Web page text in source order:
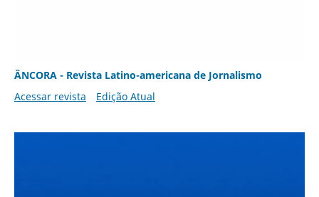
ÂNCORA - Revista Latino-americana de Jornalismo
Acessar revista
Edição Atual